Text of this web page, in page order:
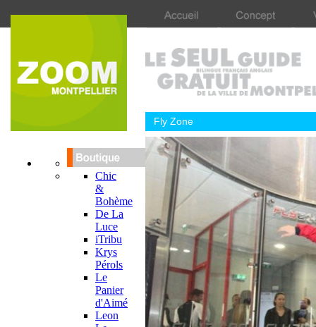
Fly Zone
Chic
&
Bohème
De La
Luce
iTribu
Krys
Pérols
Le
Panier
d'Aimé
Leon